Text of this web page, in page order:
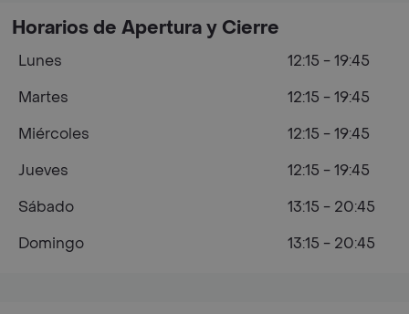
Horarios de Apertura y Cierre
Lunes
12:15 - 19:45
Martes
12:15 - 19:45
Miércoles
12:15 - 19:45
Jueves
12:15 - 19:45
Sábado
13:15 - 20:45
Domingo
13:15 - 20:45